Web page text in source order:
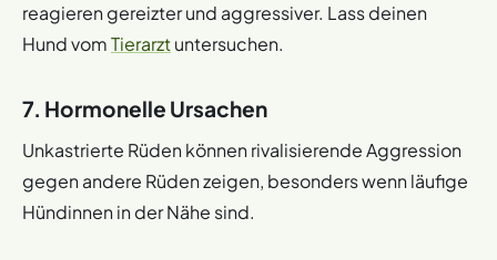
reagieren gereizter und aggressiver. Lass deinen
Hund vomTierarztuntersuchen.
7. Hormonelle Ursachen
Unkastrierte Rüden können rivalisierende Aggression
gegen andere Rüden zeigen, besonders wenn läufige
Hündinnen in der Nähe sind.